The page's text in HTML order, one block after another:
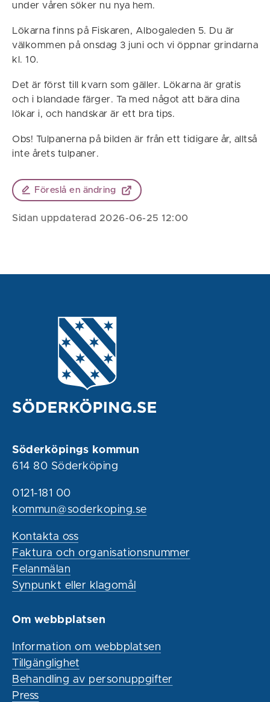
under våren söker nu nya hem.
Lökarna finns på Fiskaren, Albogaleden 5. Du är
välkommen på onsdag 3 juni och vi öppnar grindarna
kl. 10.
Det är först till kvarn som gäller. Lökarna är gratis
och i blandade färger. Ta med något att bära dina
lökar i, och handskar är ett bra tips.
Obs! Tulpanerna på bilden är från ett tidigare år, alltså
inte årets tulpaner.
Föreslå en ändring
Sidan uppdaterad 2026-06-25 12:00
Söderköpings kommun
614 80 Söderköping
0121-181 00
kommun@soderkoping.se
Kontakta oss
Faktura och organisationsnummer
Felanmälan
Synpunkt eller klagomål
Om webbplatsen
Information om webbplatsen
Tillgänglighet
Behandling av personuppgifter
Press